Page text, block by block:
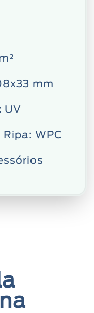
mm
UV
Ripa: WPC